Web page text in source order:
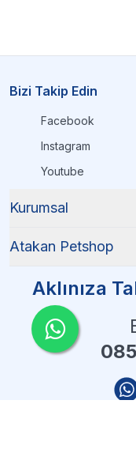
Sürüngeniniz İçin
Terra markasının
bekliyor.
sipariş verin!
malzemelerden
Bizi Takip Edin
Facebook
Instagram
Youtube
Kurumsal
Atakan Petshop
Aklınıza